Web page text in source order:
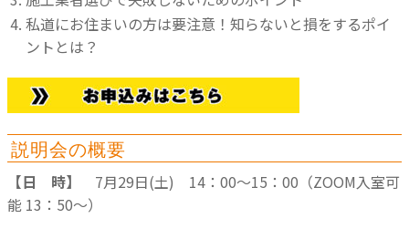
私道にお住まいの方は要注意！知らないと損をするポイ
ントとは？
説明会の概要
【日 時】
7月29日(土) 14：00～15：00（ZOOM入室可
能 13：50～）